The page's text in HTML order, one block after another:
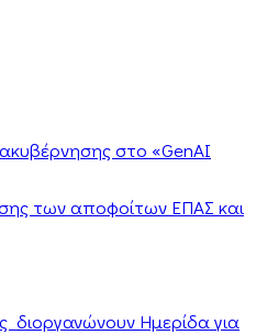
στο «GenAI
των αποφοίτων ΕΠΑΣ και
διοργανώνουν Ημερίδα για